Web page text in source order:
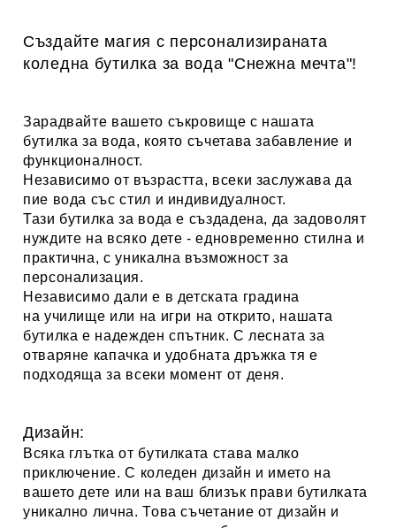
Създайте магия с персонализираната
коледна бутилка за вода "Снежна мечта"!
Зарадвайте вашето съкровище с нашата
бутилка за вода, която съчетава забавление и
функционалност.
Независимо от възрастта, всеки заслужава да
пие вода със стил и индивидуалност.
Тази бутилка за вода е създадена, да задоволят
нуждите на всяко дете - едновременно стилна и
практична, с уникална възможност за
персонализация.
Независимо дали е в детската градина
на училище или на игри на открито, нашата
бутилка е надежден спътник. С лесната за
отваряне капачка и удобната дръжка тя е
подходяща за всеки момент от деня.
Дизайн:
Всяка глътка от бутилката става малко
приключение. С коледен дизайн и името на
вашето дете или на ваш близък прави бутилката
уникално лична. Това съчетание от дизайн и